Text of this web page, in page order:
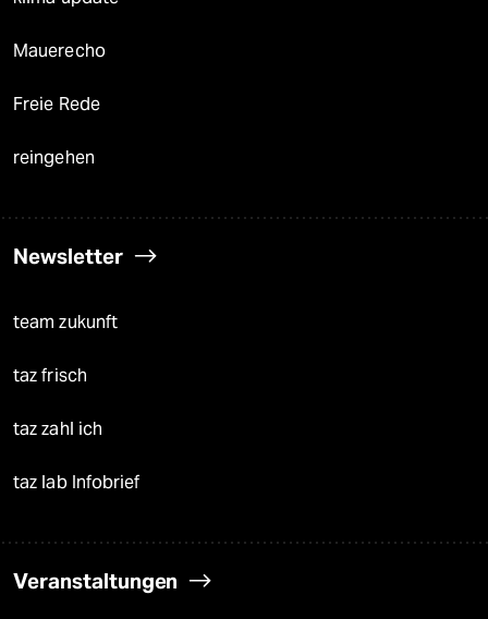
Mauerecho
Freie Rede
reingehen
Newsletter
team zukunft
taz frisch
taz zahl ich
taz lab Infobrief
Veranstaltungen